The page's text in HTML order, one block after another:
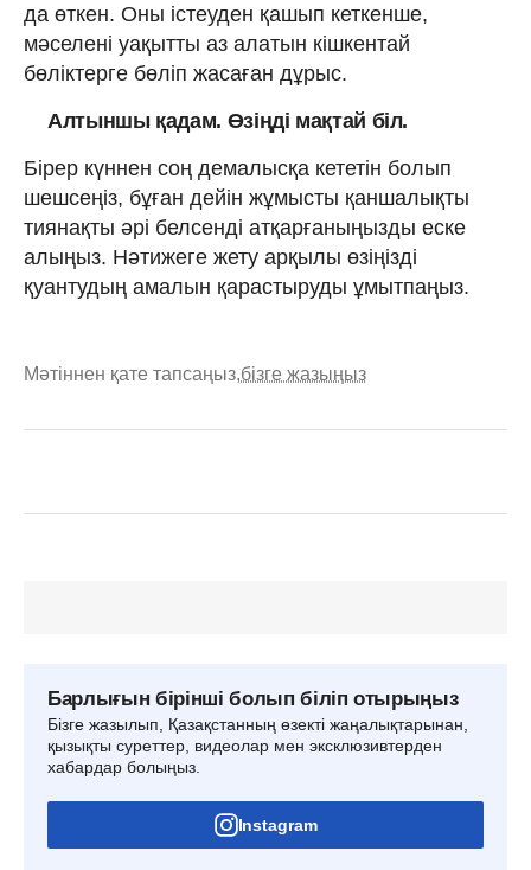
да өткен. Оны істеуден қашып кеткенше,
мәселені уақытты аз алатын кішкентай
бөліктерге бөліп жасаған дұрыс.
Алтыншы қадам. Өзіңді мақтай біл.
Бірер күннен соң демалысқа кететін болып
шешсеңіз, бұған дейін жұмысты қаншалықты
тиянақты әрі белсенді атқарғаныңызды еске
алыңыз. Нәтижеге жету арқылы өзіңізді
қуантудың амалын қарастыруды ұмытпаңыз.
Мәтіннен қате тапсаңыз,бізге жазыңыз
Барлығын бірінші болып біліп отырыңыз
Бізге жазылып, Қазақстанның өзекті жаңалықтарынан,
қызықты суреттер, видеолар мен эксклюзивтерден
хабардар болыңыз.
Instagram